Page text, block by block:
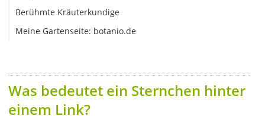
Berühmte Kräuterkundige
Meine Gartenseite: botanio.de
Was bedeutet ein Sternchen hinter
einem Link?